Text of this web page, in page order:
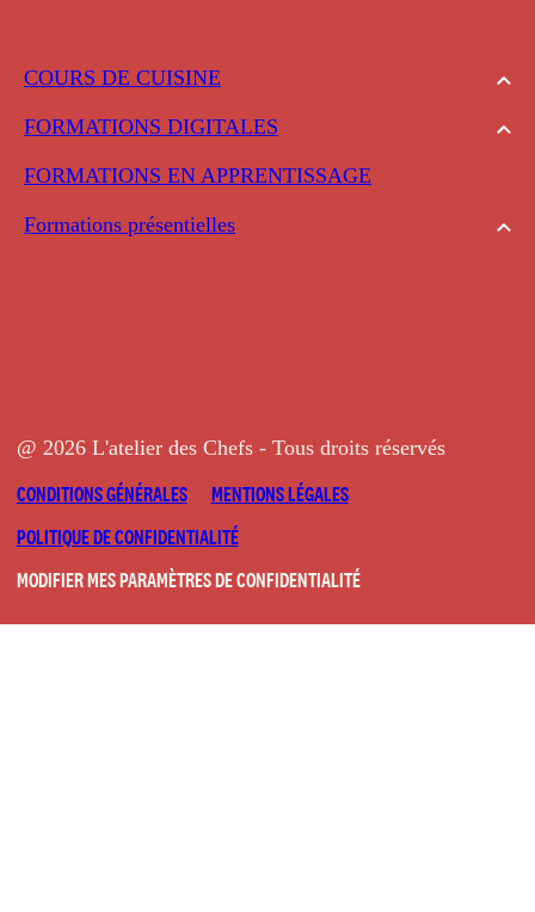
COURS DE CUISINE
FORMATIONS DIGITALES
FORMATIONS EN APPRENTISSAGE
Formations présentielles
@ 2026 L'atelier des Chefs - Tous droits réservés
CONDITIONS GÉNÉRALES
MENTIONS LÉGALES
POLITIQUE DE CONFIDENTIALITÉ
MODIFIER MES PARAMÈTRES DE CONFIDENTIALITÉ